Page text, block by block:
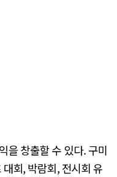
을 창출할 수 있다. 구미
회, 박람회, 전시회 유